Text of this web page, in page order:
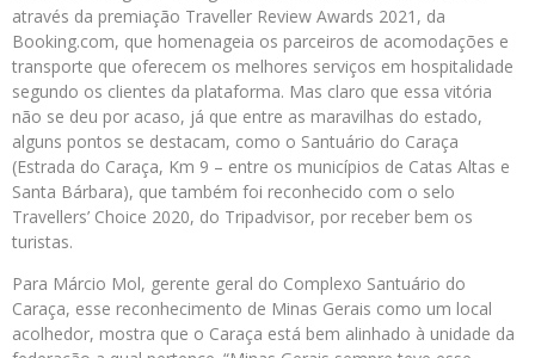
através da premiação Traveller Review Awards 2021, da
Booking.com, que homenageia os parceiros de acomodações e
transporte que oferecem os melhores serviços em hospitalidade
segundo os clientes da plataforma. Mas claro que essa vitória
não se deu por acaso, já que entre as maravilhas do estado,
alguns pontos se destacam, como o Santuário do Caraça
(Estrada do Caraça, Km 9 – entre os municípios de Catas Altas e
Santa Bárbara), que também foi reconhecido com o selo
Travellers’ Choice 2020, do Tripadvisor, por receber bem os
turistas.
Para Márcio Mol, gerente geral do Complexo Santuário do
Caraça, esse reconhecimento de Minas Gerais como um local
acolhedor, mostra que o Caraça está bem alinhado à unidade da